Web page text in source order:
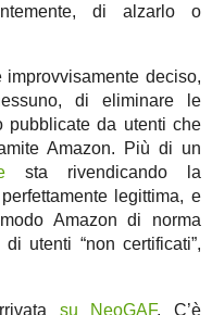
di alzarlo o
deciso,
di eliminare le
pubblicate da utenti che
Amazon. Più di un
sta rivendicando la
legittima, e
Amazon di norma
utenti “non certificati”,
su NeoGAF. C’è